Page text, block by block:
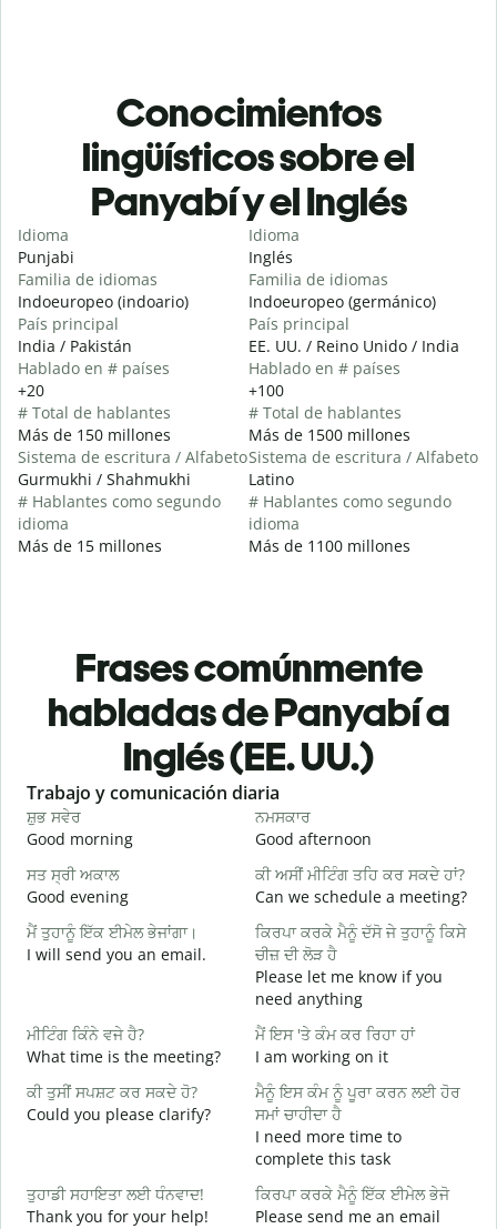
Conocimientos
lingüísticos sobre el
Panyabí y el Inglés
Idioma
Punjabi
Familia de idiomas
Indoeuropeo (indoario)
País principal
India / Pakistán
Hablado en # países
+20
# Total de hablantes
Más de 150 millones
Sistema de escritura / Alfabeto
Gurmukhi / Shahmukhi
# Hablantes como segundo
idioma
Más de 15 millones
Idioma
Inglés
Familia de idiomas
Indoeuropeo (germánico)
País principal
EE. UU. / Reino Unido / India
Hablado en # países
+100
# Total de hablantes
Más de 1500 millones
Sistema de escritura / Alfabeto
Latino
# Hablantes como segundo
idioma
Más de 1100 millones
Frases comúnmente
habladas de Panyabí a
Inglés (EE. UU.)
Slide 1 of 6
Trabajo y comunicación diaria
ਸ਼ੁਭ ਸਵੇਰ
Good morning
ਨਮਸਕਾਰ
Good afternoon
ਸਤ ਸ੍ਰੀ ਅਕਾਲ
Good evening
ਕੀ ਅਸੀਂ ਮੀਟਿੰਗ ਤਹਿ ਕਰ ਸਕਦੇ ਹਾਂ?
Can we schedule a meeting?
ਮੈਂ ਤੁਹਾਨੂੰ ਇੱਕ ਈਮੇਲ ਭੇਜਾਂਗਾ।
I will send you an email.
ਕਿਰਪਾ ਕਰਕੇ ਮੈਨੂੰ ਦੱਸੋ ਜੇ ਤੁਹਾਨੂੰ ਕਿਸੇ
ਚੀਜ਼ ਦੀ ਲੋੜ ਹੈ
Please let me know if you
need anything
ਮੀਟਿੰਗ ਕਿੰਨੇ ਵਜੇ ਹੈ?
What time is the meeting?
ਮੈਂ ਇਸ 'ਤੇ ਕੰਮ ਕਰ ਰਿਹਾ ਹਾਂ
I am working on it
ਕੀ ਤੁਸੀਂ ਸਪਸ਼ਟ ਕਰ ਸਕਦੇ ਹੋ?
Could you please clarify?
ਮੈਨੂੰ ਇਸ ਕੰਮ ਨੂੰ ਪੂਰਾ ਕਰਨ ਲਈ ਹੋਰ
ਸਮਾਂ ਚਾਹੀਦਾ ਹੈ
I need more time to
complete this task
ਤੁਹਾਡੀ ਸਹਾਇਤਾ ਲਈ ਧੰਨਵਾਦ!
Thank you for your help!
ਕਿਰਪਾ ਕਰਕੇ ਮੈਨੂੰ ਇੱਕ ਈਮੇਲ ਭੇਜੋ
Please send me an email